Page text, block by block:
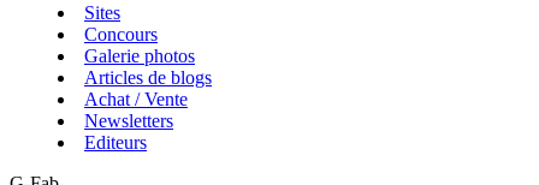
Sites
Concours
Galerie photos
Articles de blogs
Achat / Vente
Newsletters
Editeurs